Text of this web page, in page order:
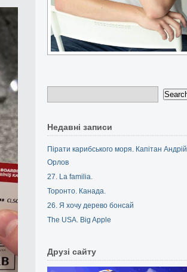
Недавні записи
Пірати карибського моря. Капітан Андрій
Орлов
27. La familia.
Торонто. Канада.
26. Я хочу дерево бонсай
The USA. Big Apple
Друзі сайту